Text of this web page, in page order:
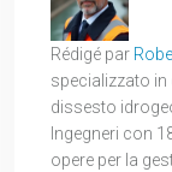
Rédigé par
specializzato in
dissesto
Ingegneri con
opere per la